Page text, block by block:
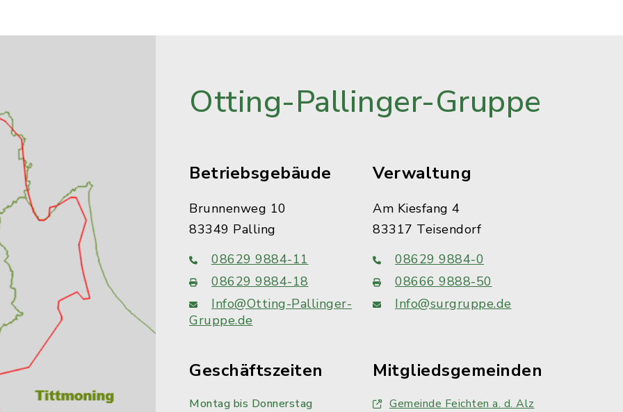
Otting-Pallinger-Gruppe
Betriebsgebäude
Brunnenweg 10
83349 Palling
08629 9884-11
08629 9884-18
Info@Otting-Pallinger-
Gruppe.de
Verwaltung
Am Kiesfang 4
83317 Teisendorf
08629 9884-0
08666 9888-50
Info@surgruppe.de
Geschäftszeiten
Montag bis Donnerstag
Mitgliedsgemeinden
Gemeinde Feichten a. d. Alz